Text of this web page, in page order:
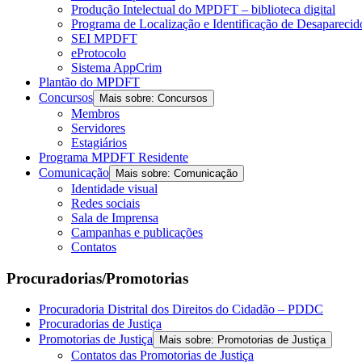
Produção Intelectual do MPDFT – biblioteca digital
Programa de Localização e Identificação de
SEI MPDFT
eProtocolo
Sistema AppCrim
Plantão do MPDFT
Concursos
Mais sobre: Concursos
Membros
Servidores
Estagiários
Programa MPDFT Residente
Comunicação
Mais sobre: Comunicação
Identidade visual
Redes sociais
Sala de Imprensa
Campanhas e publicações
Contatos
Procuradorias/Promotorias
Procuradoria Distrital dos Direitos do Cidadão – PDDC
Procuradorias de Justiça
Promotorias de Justiça
Mais sobre: Promotorias de Justiça
Contatos das Promotorias de Justiça